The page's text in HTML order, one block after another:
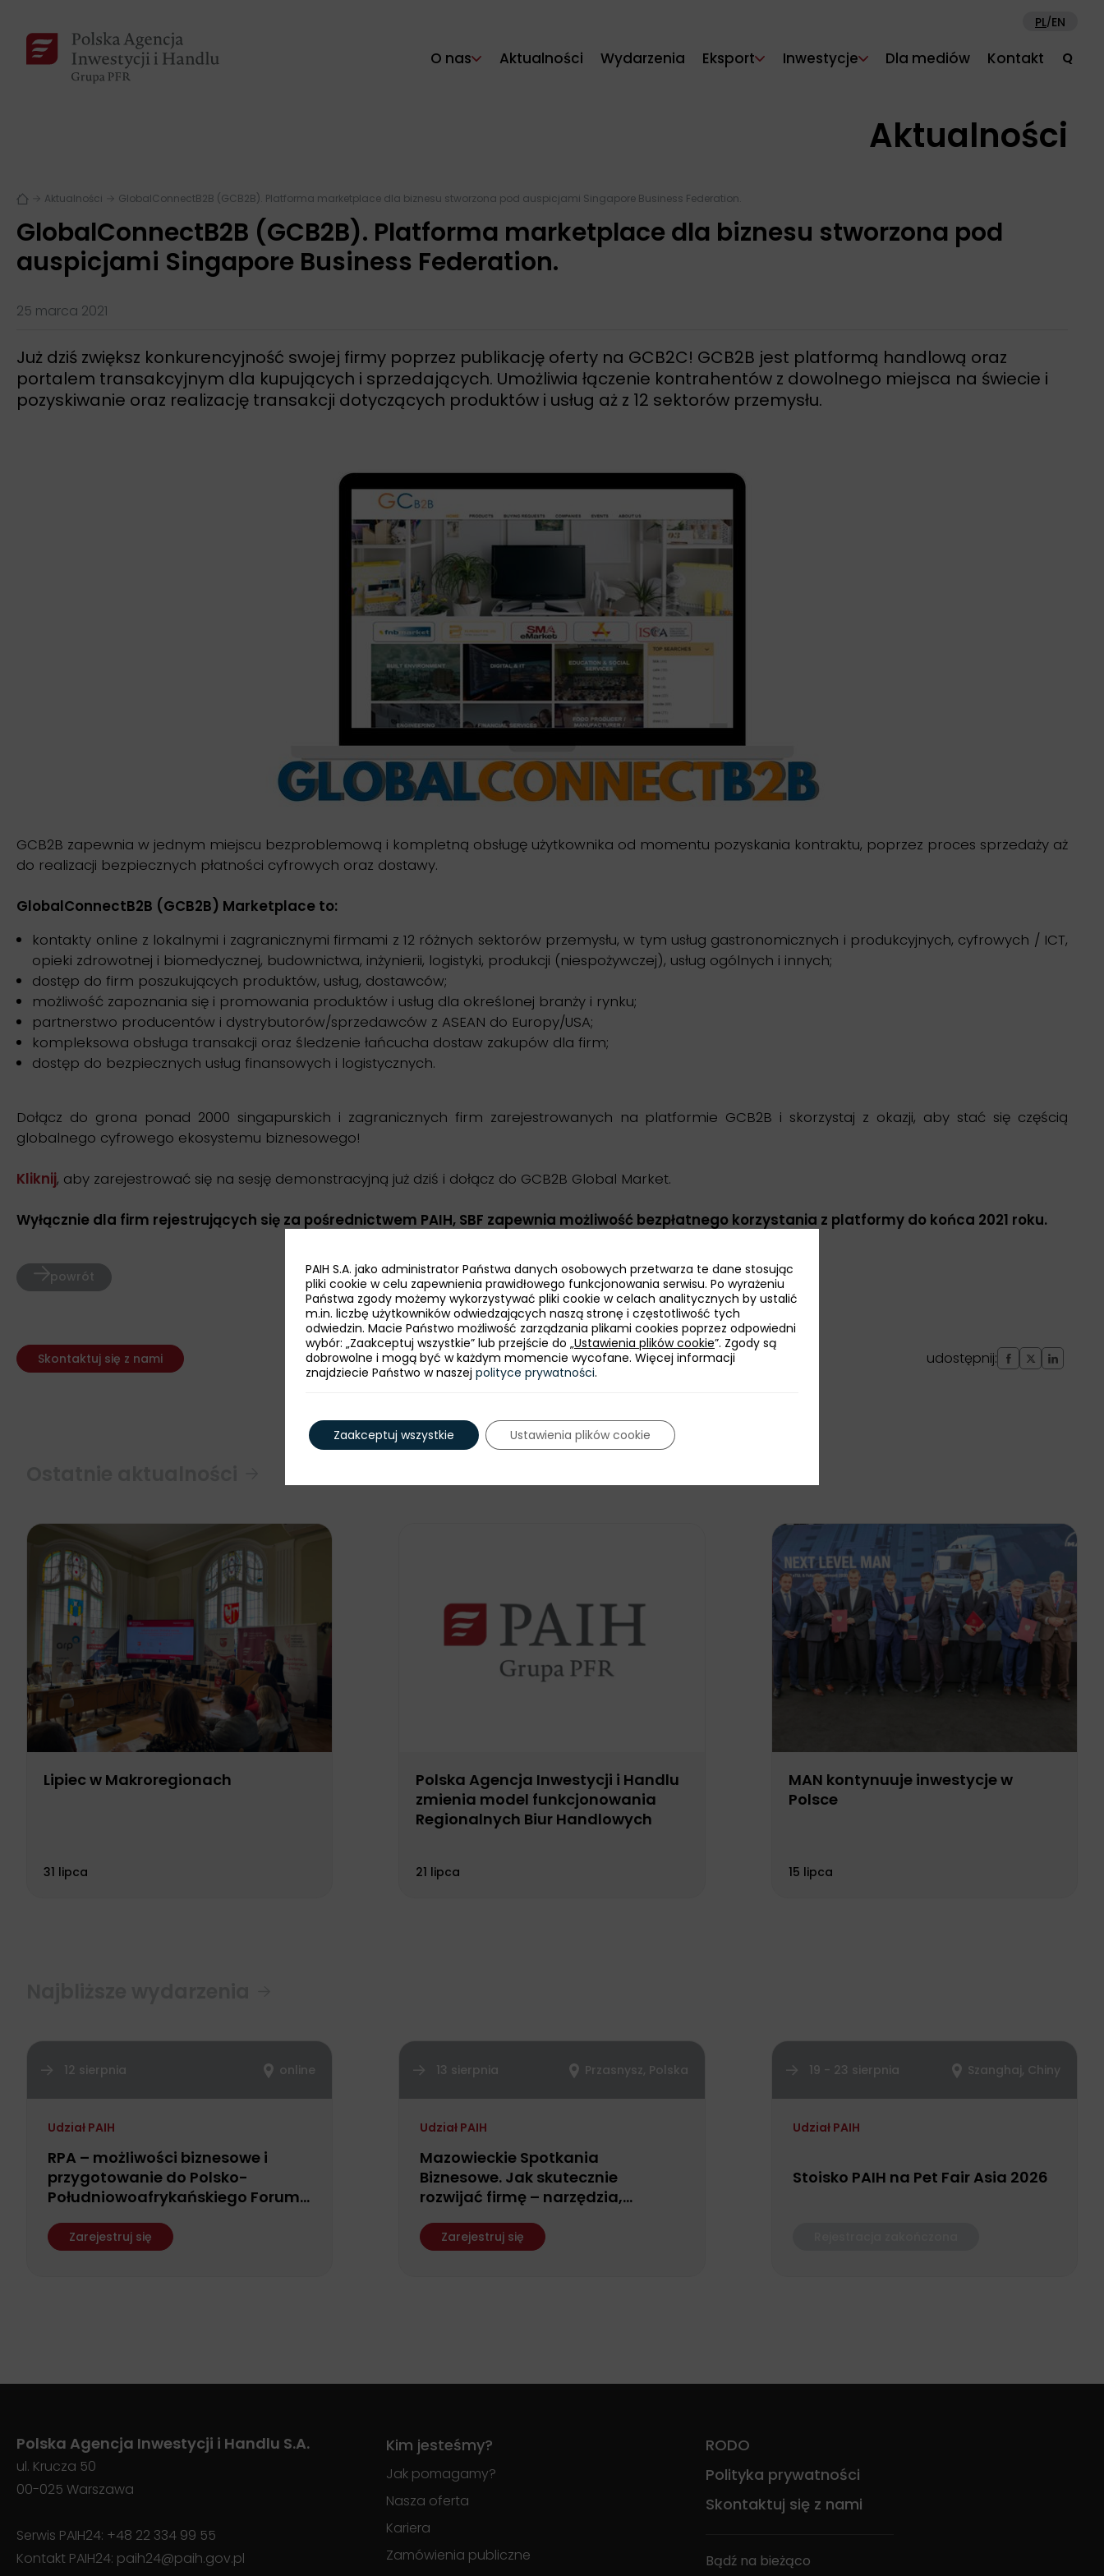
O nas Aktualności Wydarzenia Eksport Inwestycje Dla mediów Kontakt Q
PL/EN
Aktualności
Aktualności GlobalConnectB2B (GCB2B). Platforma marketplace dla biznesu stworzona pod auspicjami Singapore Business Federation.
GlobalConnectB2B (GCB2B). Platforma marketplace dla biznesu stworzona pod
auspicjami Singapore Business Federation.
25 marca 2021
Już dziś zwiększ konkurencyjność swojej firmy poprzez publikację oferty na GCB2C! GCB2B jest platformą handlową oraz
portalem transakcyjnym dla kupujących i sprzedających. Umożliwia łączenie kontrahentów z dowolnego miejsca na świecie i
pozyskiwanie oraz realizację transakcji dotyczących produktów i usług aż z 12 sektorów przemysłu.
GCB2B zapewnia w jednym miejscu bezproblemową i kompletną obsługę użytkownika od momentu pozyskania kontraktu, poprzez proces sprzedaży aż
do realizacji bezpiecznych płatności cyfrowych oraz dostawy.
GlobalConnectB2B (GCB2B) Marketplace to:
kontakty online z lokalnymi i zagranicznymi firmami z 12 różnych sektorów przemysłu, w tym usług gastronomicznych i produkcyjnych, cyfrowych / ICT,
opieki zdrowotnej i biomedycznej, budownictwa, inżynierii, logistyki, produkcji (niespożywczej), usług ogólnych i innych;
dostęp do firm poszukujących produktów, usług, dostawców;
możliwość zapoznania się i promowania produktów i usług dla określonej branży i rynku;
partnerstwo producentów i dystrybutorów/sprzedawców z ASEAN do Europy/USA;
kompleksowa obsługa transakcji oraz śledzenie łańcucha dostaw zakupów dla firm;
dostęp do bezpiecznych usług finansowych i logistycznych.
Dołącz do grona ponad 2000 singapurskich i zagranicznych firm zarejestrowanych na platformie GCB2B i skorzystaj z okazji, aby stać się częścią
globalnego cyfrowego ekosystemu biznesowego!
Kliknij, aby zarejestrować się na sesję demonstracyjną już dziś i dołącz do GCB2B Global Market.
Wyłącznie dla firm rejestrujących się za pośrednictwem PAIH, SBF zapewnia możliwość bezpłatnego korzystania z platformy do końca 2021 roku.
powrót
Skontaktuj się z nami udostępnij:
Lipiec w Makroregionach
31 lipca
Polska Agencja Inwestycji i Handlu
zmienia model funkcjonowania
Regionalnych Biur Handlowych
21 lipca
MAN kontynuuje inwestycje w
Polsce
15 lipca
12 sierpnia online
Udział PAIH
RPA – możliwości biznesowe i
przygotowanie do Polsko-
Południowoafrykańskiego Forum
Zarejestruj się
13 sierpnia Przasnysz, Polska
Udział PAIH
Mazowieckie Spotkania
Biznesowe. Jak skutecznie
rozwijać firmę – narzędzia,
wsparcia dla przedsiębiorców
Zarejestruj się
19 - 23 sierpnia Szanghaj, Chiny
Udział PAIH
Stoisko PAIH na Pet Fair Asia 2026
Polska Agencja Inwestycji i Handlu S.A.
ul. Krucza 50
00-025 Warszawa
Serwis PAIH24: +48 22 334 99 55
Kontakt PAIH24: paih24@paih.gov.pl
Kim jesteśmy?
Jak pomagamy?
Nasza oferta
Kariera
Zamówienia publiczne
RODO
Polityka prywatności
Skontaktuj się z nami
Bądź na bieżąco
PAIH S.A. jako administrator Państwa danych osobowych przetwarza te dane stosując
pliki cookie w celu zapewnienia prawidłowego funkcjonowania serwisu. Po wyrażeniu
Państwa zgody możemy wykorzystywać pliki cookie w celach analitycznych by ustalić
m.in. liczbę użytkowników odwiedzających naszą stronę i częstotliwość tych
odwiedzin. Macie Państwo możliwość zarządzania plikami cookies poprzez odpowiedni
wybór: „Zaakceptuj wszystkie” lub przejście do „Ustawienia plików cookie”. Zgody są
dobrowolne i mogą być w każdym momencie wycofane. Więcej informacji
znajdziecie Państwo w naszej polityce prywatności.
Zaakceptuj wszystkie Ustawienia plików cookie